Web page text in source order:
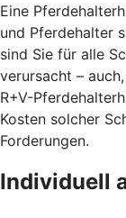
Eine
und Pferdehalter
sind Sie für alle
verursacht –
R+V-
Kosten solcher
Forderungen.
Individuell